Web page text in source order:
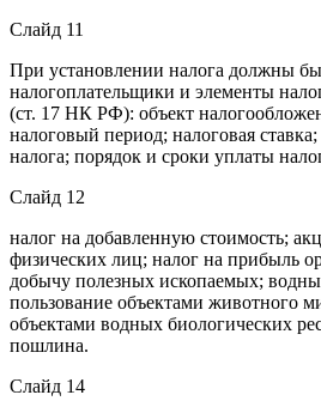
Слайд 11
При установлении налога должны
налогоплательщики и элементы
(ст. 17 НК РФ): объект
налоговый период; налоговая
налога; порядок и сроки уплаты
Слайд 12
налог на добавленную стоимость;
физических лиц; налог на прибыль
добычу полезных ископаемых;
пользование объектами животного
объектами водных биологических
пошлина.
Слайд 14